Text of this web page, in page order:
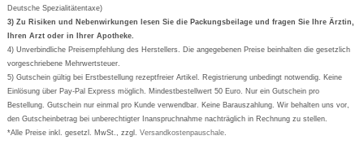
Formoline
Wick
Eucerin
Basica
Deutsche Spezialitätentaxe)
3) Zu Risiken und Nebenwirkungen lesen Sie die Packungsbeilage und fragen Sie Ihre Ärztin,
Ihren Arzt oder in Ihrer Apotheke.
4) Unverbindliche Preisempfehlung des Herstellers. Die angegebenen Preise beinhalten die gesetzlich
vorgeschriebene Mehrwertsteuer.
5) Gutschein gültig bei Erstbestellung rezeptfreier Artikel. Registrierung unbedingt notwendig. Keine
Einlösung über Pay-Pal Express möglich. Mindestbestellwert 50 Euro. Nur ein Gutschein pro
Bestellung. Gutschein nur einmal pro Kunde verwendbar. Keine Barauszahlung. Wir behalten uns vor,
den Gutscheinbetrag bei unberechtigter Inanspruchnahme nachträglich in Rechnung zu stellen.
*Alle Preise inkl. gesetzl. MwSt., zzgl.Versandkostenpauschale